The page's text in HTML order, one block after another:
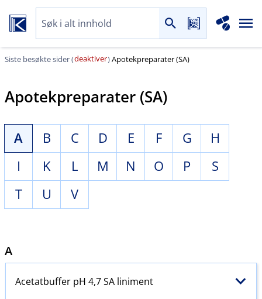
Siste besøkte sider (deaktiver)Apotekpreparater (SA)
Apotekpreparater (SA)
A B C D E F G
H
I
K L M N O P
S
T
U V
A
Acetatbuffer pH 4,7 SA liniment